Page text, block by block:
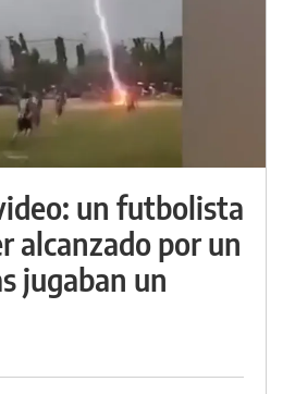
un futbolista
alcanzado por un
jugaban un